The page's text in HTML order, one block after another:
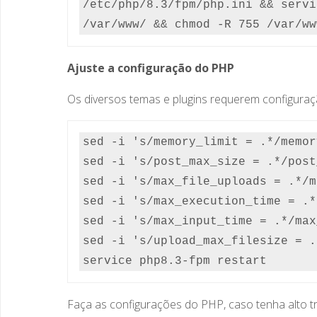
/etc/php/8.3/fpm/php.ini &&
/var/www/ && chmod -R 755 /var/
Ajuste a configuração do PHP
Os diversos temas e plugins requerem
sed -i 's/memory_limit = .*/
sed -i 's/post_max_size = .*/
sed -i 's/max_file_uploads = .*/
sed -i 's/max_execution_time =
sed -i 's/max_input_time = .*/
sed -i 's/upload_max_filesize =
Faça as configurações do PHP, caso tenha alto